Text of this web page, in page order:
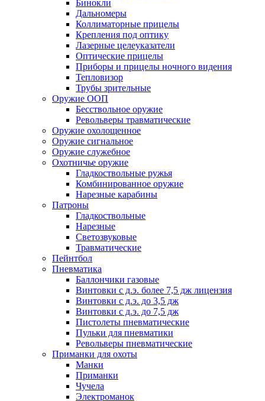
Бинокли
Дальномеры
Коллиматорные прицелы
Крепления под оптику
Лазерные целеуказатели
Оптические прицелы
Приборы и прицелы ночного видения
Тепловизор
Трубы зрительные
Оружие ООП
Бесствольное оружие
Револьверы травматические
Оружие охолощенное
Оружие сигнальное
Оружие служебное
Охотничье оружие
Гладкоствольные ружья
Комбинированное оружие
Нарезные карабины
Патроны
Гладкоствольные
Нарезные
Светозвуковые
Травматические
Пейнтбол
Пневматика
Баллончики газовые
Винтовки с д.э. более 7,5 дж лицензия
Винтовки с д.э. до 3,5 дж
Винтовки с д.э. до 7,5 дж
Пистолеты пневматические
Пульки для пневматики
Револьверы пневматические
Приманки для охоты
Манки
Приманки
Чучела
Электроманок